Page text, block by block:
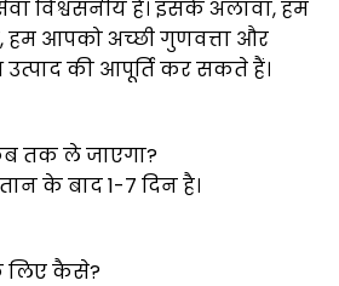
विश्वसनीय है। इसके अलावा, हम
हम आपको अच्छी गुणवत्ता और
उत्पाद की आपूर्ति कर सकते हैं।
तक ले जाएगा?
के बाद 1-7 दिन है।
लिए कैसे?